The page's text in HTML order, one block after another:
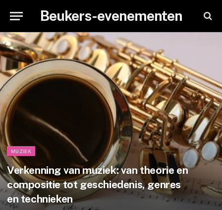
Beukers-evenementen
MUZIEK
Verkenning van muziek: van theorie en
compositie tot geschiedenis, genres
en technieken